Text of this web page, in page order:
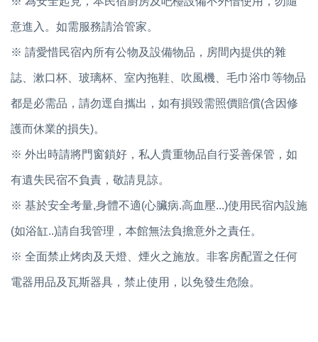
意進入。如需服務請洽管家。
※ 請愛惜民宿內所有公物及設備物品，房間內提供的雜
誌、漱口杯、玻璃杯、室內拖鞋、吹風機、毛巾浴巾等物品
都是必需品，請勿逕自攜出，如有損毀需照價賠償(含因修
護而休業的損失)。
※ 外出時請將門窗鎖好，私人貴重物品自行妥善保管，如
有遺失民宿不負責，敬請見諒。
※ 基於安全考量,身體不適(心臟病.高血壓...)使用民宿內設施
(如浴缸..)請自我管理，本館無法負擔意外之責任。
※ 全面禁止烤肉及天燈、煙火之施放。非客房配置之任何
電器用品及瓦斯器具，禁止使用，以免發生危險。